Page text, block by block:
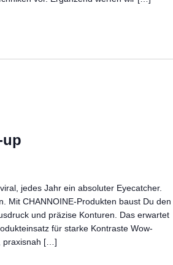
up
jedes Jahr ein absoluter Eyecatcher.
Mit CHANNOINE-Produkten baust Du den
und präzise Konturen. Das erwartet
für starke Kontraste Wow-
praxisnah […]